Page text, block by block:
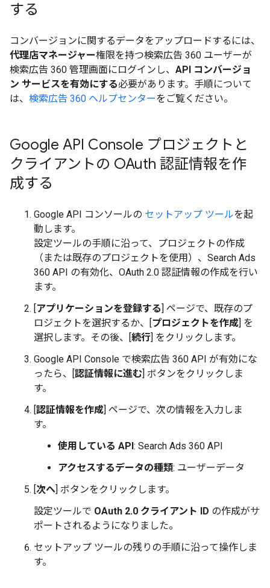
する
コンバージョンに関するデータをアップロードするには、
代理店マネージャー権限を持つ検索広告 360 ユーザーが
検索広告 360 管理画面にログインし、 API コンバージョ
ン サービスを有効にする必要があります。手順について
は、 検索広告 360 ヘルプセンターをご覧ください。
Google API Console プロジェクトと
クライアントの OAuth 認証情報を作
成する
Google API コンソールの セットアップ ツールを起
動します。
設定ツールの手順に沿って、プロジェクトの作成
（または既存のプロジェクトを使用）、Search Ads
360 API の有効化、OAuth 2.0 認証情報の作成を行い
ます。
[アプリケーションを登録する] ページで、既存のプ
ロジェクトを選択するか、[プロジェクトを作成] を
選択します。その後、[続行] をクリックします。
Google API Console で検索広告 360 API が有効にな
ったら、[認証情報に進む] ボタンをクリックしま
す。
[認証情報を作成] ページで、次の情報を入力しま
す。
使用している API: Search Ads 360 API
アクセスするデータの種類: ユーザーデータ
[次へ] ボタンをクリックします。
設定ツールで OAuth 2.0 クライアント ID の作成がサ
ポートされるようになりました。
セットアップ ツールの残りの手順に沿って操作しま
す。